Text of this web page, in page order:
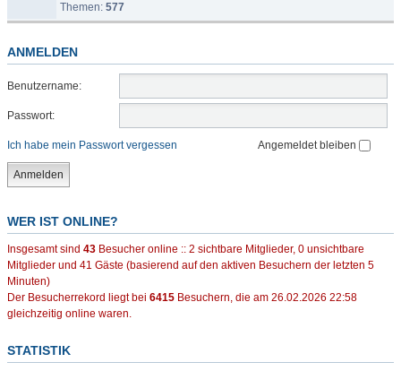
Themen: 577
ANMELDEN
Benutzername:
Passwort:
Ich habe mein Passwort vergessen Angemeldet bleiben
WER IST ONLINE?
Insgesamt sind 43 Besucher online :: 2 sichtbare Mitglieder, 0 unsichtbare
Mitglieder und 41 Gäste (basierend auf den aktiven Besuchern der letzten 5
Minuten)
Der Besucherrekord liegt bei 6415 Besuchern, die am 26.02.2026 22:58
gleichzeitig online waren.
STATISTIK